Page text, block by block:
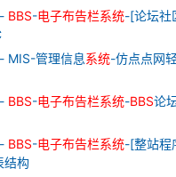
- BBS-电子布告栏系统-[论坛社
- MIS-管理信息系统-仿点点网
- BBS-电子布告栏系统-BBS论
- BBS-电子布告栏系统-[整站程
结构